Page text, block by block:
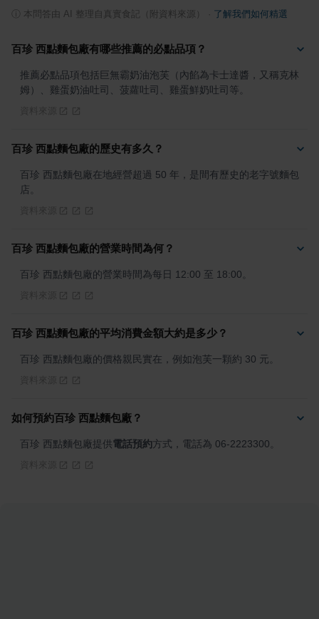
本問答由 AI 整理自真實食記（附資料來源） 了解我們如何精選
百珍 西點麵包廠有哪些推薦的必點品項？
推薦必點品項包括巨無霸奶油泡芙（內餡為卡士達醬，又稱克林
姆）、雞蛋奶油吐司、菠蘿吐司、雞蛋鮮奶吐司等。
百珍 西點麵包廠的歷史有多久？
百珍 西點麵包廠在地經營超過 50 年，是間有歷史的老字號麵包
店。
百珍 西點麵包廠的營業時間為何？
百珍 西點麵包廠的營業時間為每日 12:00 至 18:00。
百珍 西點麵包廠的平均消費金額大約是多少？
百珍 西點麵包廠的價格親民實在，例如泡芙一顆約 30 元。
如何預約百珍 西點麵包廠？
百珍 西點麵包廠提供電話預約方式，電話為 06-2223300。